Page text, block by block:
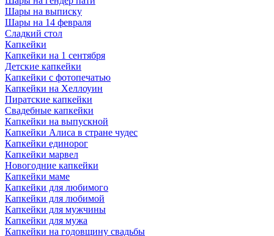
Шары на выписку
Шары на 14 февраля
Сладкий стол
Капкейки
Капкейки на 1 сентября
Детские капкейки
Капкейки с фотопечатью
Капкейки на Хеллоуин
Пиратские капкейки
Свадебные капкейки
Капкейки на выпускной
Капкейки Алиса в стране чудес
Капкейки единорог
Капкейки марвел
Новогодние капкейки
Капкейки маме
Капкейки для любимого
Капкейки для любимой
Капкейки для мужчины
Капкейки для мужа
Капкейки на годовщину свадьбы